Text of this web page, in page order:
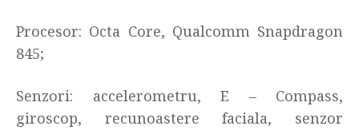
Procesor: Octa Core, Qualcomm Snapdragon
845;
Senzori: accelerometru, E – Compass,
giroscop, recunoastere faciala, senzor